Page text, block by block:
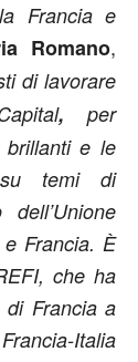
Francia e
Romano,
di lavorare
, per
brillanti e le
su temi di
Francia. È
che ha
di Francia a
Italia